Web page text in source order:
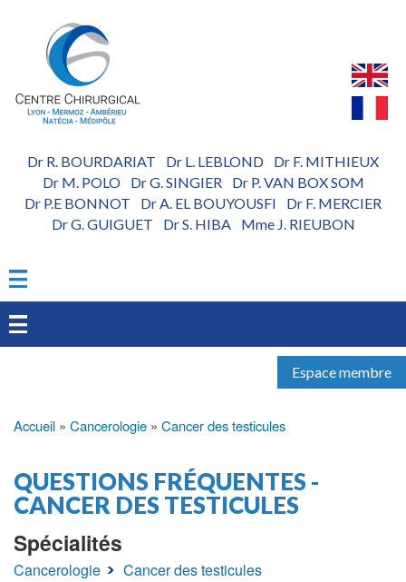
Dr R. BOURDARIAT Dr L. LEBLOND
Dr F. MITHIEUX
Dr M. POLO- Dr G. SINGIER- Dr P. VAN BOX SOM
Dr P.E BONNOT
Dr A. EL BOUYOUSFI
Dr F. MERCIER
Dr G. GUIGUET
Dr S. HIBA- Mme J. RIEUBON
Espace membre
d'Ariane
Accueil Cancerologie Cancer des testicules
QUESTIONS FRÉQUENTES -
CANCER DES TESTICULES
Spécialités
Cancerologie Cancer des testicules